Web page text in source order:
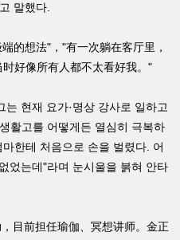
말했다.
的想法"，"有一次躺在客厅里，
好像所有人都不太看好我。"
현재 요가·명상 강사로 일하고
활고를 어떻게든 열심히 극복하
한테 처음으로 손을 벌렸다. 어
었는데"라며 눈시울을 붉혀 안타
目前担任瑜伽、冥想讲师。金正